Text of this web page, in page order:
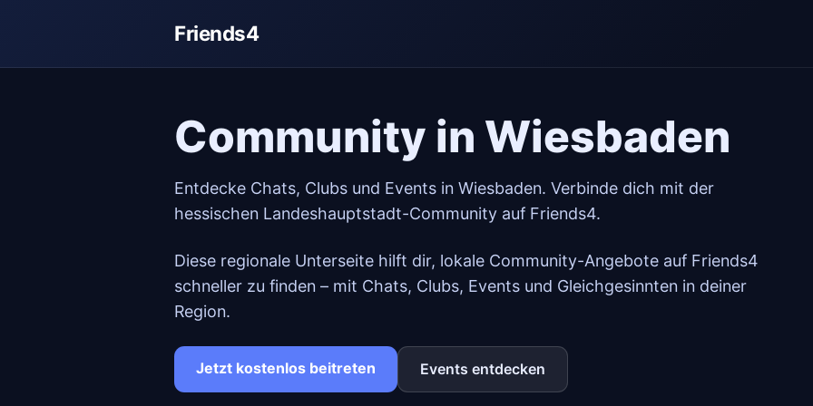
Friends4
Community in Wiesbaden
Entdecke Chats, Clubs und Events in Wiesbaden. Verbinde dich mit der
hessischen Landeshauptstadt-Community auf Friends4.
Diese regionale Unterseite hilft dir, lokale Community-Angebote auf Friends4
schneller zu finden – mit Chats, Clubs, Events und Gleichgesinnten in deiner
Region.
Jetzt kostenlos beitreten Events entdecken